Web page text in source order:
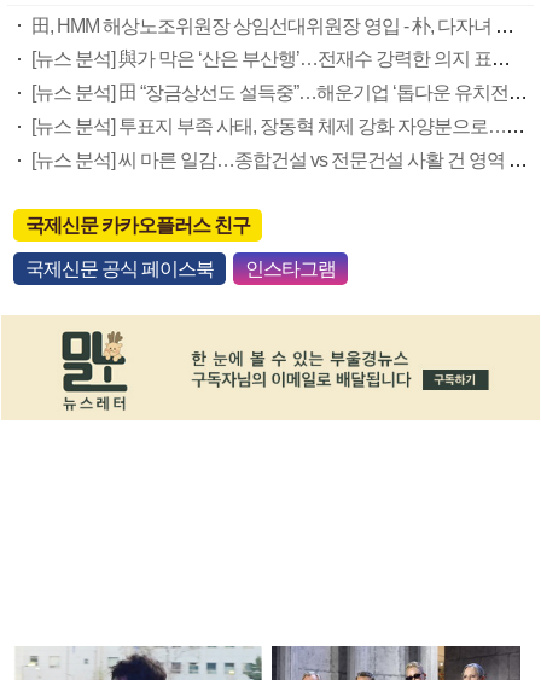
田, HMM 해상노조위원장 상임선대위원장 영입 - 朴, 다자녀 지원 확대 공약
[뉴스 분석] 與가 막은 ‘산은 부산행’…전재수 강력한 의지 표명 없인 공염불
[뉴스 분석] 田 “장금상선도 설득중”…해운기업 ‘톱다운 유치전’ 가속
[뉴스 분석] 투표지 부족 사태, 장동혁 체제 강화 자양분으로…국힘 우경화 우려도
[뉴스 분석] 씨 마른 일감…종합건설 vs 전문건설 사활 건 영역 다툼
국제신문 카카오플러스 친구
국제신문 공식 페이스북 인스타그램